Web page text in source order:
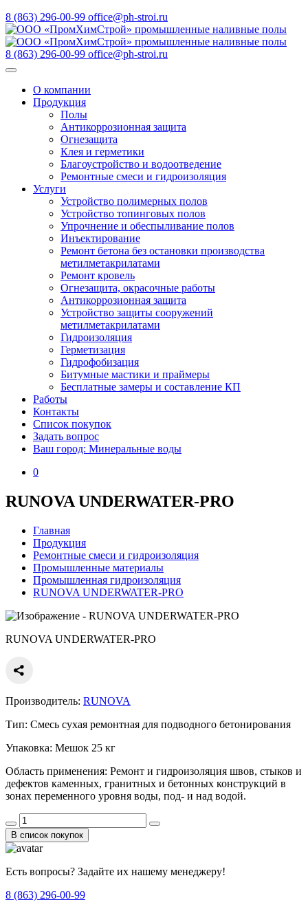
8 (863) 296-00-99 office@ph-stroi.ru
8 (863) 296-00-99 office@ph-stroi.ru
О компании
Продукция
Полы
Антикоррозионная защита
Огнезащита
Клея и герметики
Благоустройство и водоотведение
Ремонтные смеси и гидроизоляция
Услуги
Устройство полимерных полов
Устройство топинговых полов
Упрочнение и обеспыливание полов
Инъектирование
Ремонт бетона без остановки производства
метилметакрилатами
Ремонт кровель
Огнезащита, окрасочные работы
Антикоррозионная защита
Устройство защиты сооружений
метилметакрилатами
Гидроизоляция
Герметизация
Гидрофобизация
Битумные мастики и праймеры
Бесплатные замеры и составление КП
Работы
Контакты
Список покупок
Задать вопрос
Ваш город: Минеральные воды
0
RUNOVA UNDERWATER-PRO
Главная
Продукция
Ремонтные смеси и гидроизоляция
Промышленные материалы
Промышленная гидроизоляция
RUNOVA UNDERWATER-PRO
RUNOVA UNDERWATER-PRO
Производитель: RUNOVA
Тип: Смесь сухая ремонтная для подводного бетонирования
Упаковка: Мешок 25 кг
Область применения: Ремонт и гидроизоляция швов, стыков и
дефектов каменных, гранитных и бетонных конструкций в
зонах переменного уровня воды, под- и над водой.
В список покупок
Есть вопросы? Задайте их нашему менеджеру!
8 (863) 296-00-99